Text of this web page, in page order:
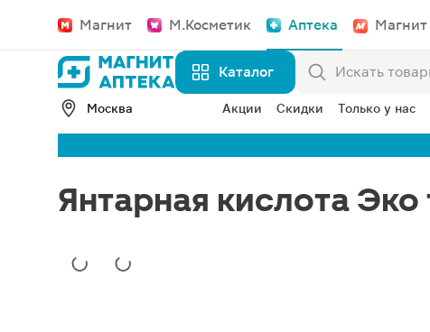
Магнит М.Косметик Аптека
Каталог
Москва Акции Скидки Только у нас
Янтарная кислота Эко